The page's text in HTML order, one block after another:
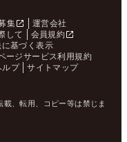
集
運営会社
して
会員規約
基づく表示
ージサービス利用規約
ルプ サイトマップ
、転用、コピー等は禁じま